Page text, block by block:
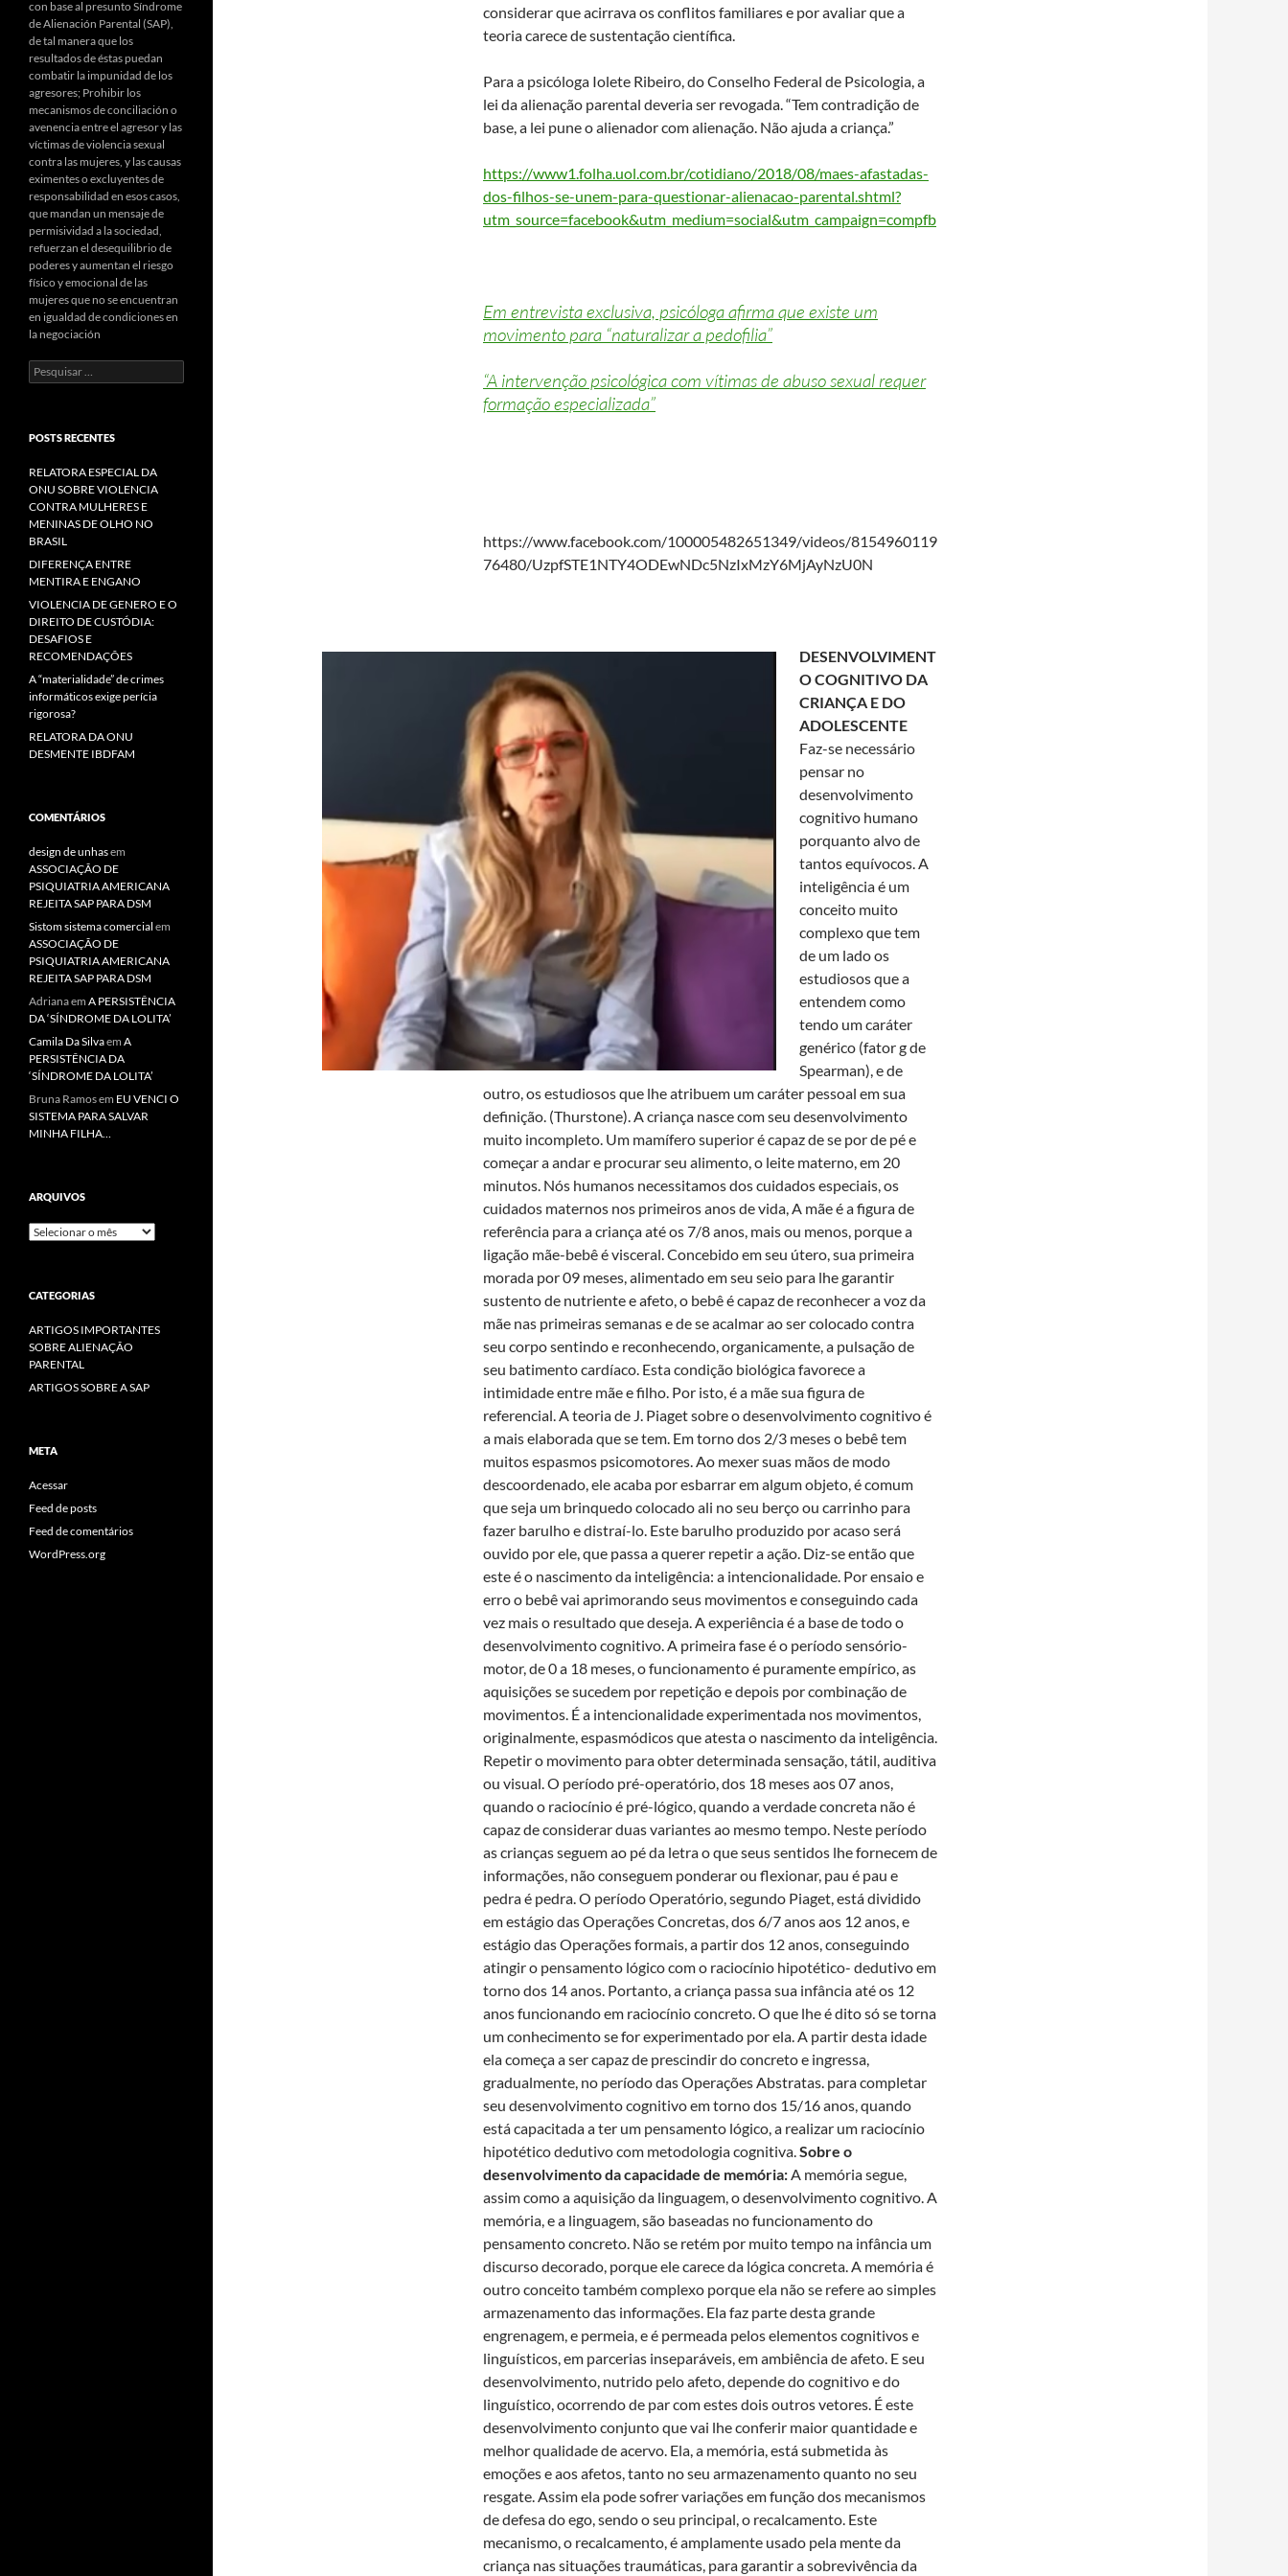
considerar que acirrava os conflitos familiares e por avaliar que a
teoria carece de sustentação científica.
Para a psicóloga Iolete Ribeiro, do Conselho Federal de Psicologia, a
lei da alienação parental deveria ser revogada. “Tem contradição de
base, a lei pune o alienador com alienação. Não ajuda a criança.”
https://www1.folha.uol.com.br/cotidiano/2018/08/maes-afastadas-
dos-filhos-se-unem-para-questionar-alienacao-parental.shtml?
utm_source=facebook&utm_medium=social&utm_campaign=compfb
Em entrevista exclusiva, psicóloga afirma que existe um
movimento para “naturalizar a pedofilia”
“A intervenção psicológica com vítimas de abuso sexual requer
formação especializada”
https://www.facebook.com/100005482651349/videos/8154960119
76480/UzpfSTE1NTY4ODEwNDc5NzIxMzY6MjAyNzU0N
DESENVOLVIMENT
O COGNITIVO DA
CRIANÇA E DO
ADOLESCENTE
Faz-se necessário
pensar no
desenvolvimento
cognitivo humano
porquanto alvo de
tantos equívocos. A
inteligência é um
conceito muito
complexo que tem
de um lado os
estudiosos que a
entendem como
tendo um caráter
genérico (fator g de
Spearman), e de
outro, os estudiosos que lhe atribuem um caráter pessoal em sua
definição. (Thurstone). A criança nasce com seu desenvolvimento
muito incompleto. Um mamífero superior é capaz de se por de pé e
começar a andar e procurar seu alimento, o leite materno, em 20
minutos. Nós humanos necessitamos dos cuidados especiais, os
cuidados maternos nos primeiros anos de vida, A mãe é a figura de
referência para a criança até os 7/8 anos, mais ou menos, porque a
ligação mãe-bebê é visceral. Concebido em seu útero, sua primeira
morada por 09 meses, alimentado em seu seio para lhe garantir
sustento de nutriente e afeto, o bebê é capaz de reconhecer a voz da
mãe nas primeiras semanas e de se acalmar ao ser colocado contra
seu corpo sentindo e reconhecendo, organicamente, a pulsação de
seu batimento cardíaco. Esta condição biológica favorece a
intimidade entre mãe e filho. Por isto, é a mãe sua figura de
referencial. A teoria de J. Piaget sobre o desenvolvimento cognitivo é
a mais elaborada que se tem. Em torno dos 2/3 meses o bebê tem
muitos espasmos psicomotores. Ao mexer suas mãos de modo
descoordenado, ele acaba por esbarrar em algum objeto, é comum
que seja um brinquedo colocado ali no seu berço ou carrinho para
fazer barulho e distraí-lo. Este barulho produzido por acaso será
ouvido por ele, que passa a querer repetir a ação. Diz-se então que
este é o nascimento da inteligência: a intencionalidade. Por ensaio e
erro o bebê vai aprimorando seus movimentos e conseguindo cada
vez mais o resultado que deseja. A experiência é a base de todo o
desenvolvimento cognitivo. A primeira fase é o período sensório-
motor, de 0 a 18 meses, o funcionamento é puramente empírico, as
aquisições se sucedem por repetição e depois por combinação de
movimentos. É a intencionalidade experimentada nos movimentos,
originalmente, espasmódicos que atesta o nascimento da inteligência.
Repetir o movimento para obter determinada sensação, tátil, auditiva
ou visual. O período pré-operatório, dos 18 meses aos 07 anos,
quando o raciocínio é pré-lógico, quando a verdade concreta não é
capaz de considerar duas variantes ao mesmo tempo. Neste período
as crianças seguem ao pé da letra o que seus sentidos lhe fornecem de
informações, não conseguem ponderar ou flexionar, pau é pau e
pedra é pedra. O período Operatório, segundo Piaget, está dividido
em estágio das Operações Concretas, dos 6/7 anos aos 12 anos, e
estágio das Operações formais, a partir dos 12 anos, conseguindo
atingir o pensamento lógico com o raciocínio hipotético- dedutivo em
torno dos 14 anos. Portanto, a criança passa sua infância até os 12
anos funcionando em raciocínio concreto. O que lhe é dito só se torna
um conhecimento se for experimentado por ela. A partir desta idade
ela começa a ser capaz de prescindir do concreto e ingressa,
gradualmente, no período das Operações Abstratas. para completar
seu desenvolvimento cognitivo em torno dos 15/16 anos, quando
está capacitada a ter um pensamento lógico, a realizar um raciocínio
hipotético dedutivo com metodologia cognitiva.Sobre o
desenvolvimento da capacidade de memória:A memória segue,
assim como a aquisição da linguagem, o desenvolvimento cognitivo. A
memória, e a linguagem, são baseadas no funcionamento do
pensamento concreto. Não se retém por muito tempo na infância um
discurso decorado, porque ele carece da lógica concreta. A memória é
outro conceito também complexo porque ela não se refere ao simples
armazenamento das informações. Ela faz parte desta grande
engrenagem, e permeia, e é permeada pelos elementos cognitivos e
linguísticos, em parcerias inseparáveis, em ambiência de afeto. E seu
desenvolvimento, nutrido pelo afeto, depende do cognitivo e do
linguístico, ocorrendo de par com estes dois outros vetores. É este
desenvolvimento conjunto que vai lhe conferir maior quantidade e
melhor qualidade de acervo. Ela, a memória, está submetida às
emoções e aos afetos, tanto no seu armazenamento quanto no seu
resgate. Assim ela pode sofrer variações em função dos mecanismos
de defesa do ego, sendo o seu principal, o recalcamento. Este
mecanismo, o recalcamento, é amplamente usado pela mente da
criança nas situações traumáticas, para garantir a sobrevivência da
con base al presunto Síndrome
de Alienación Parental (SAP),
de tal manera que los
resultados de éstas puedan
combatir la impunidad de los
agresores; Prohibir los
mecanismos de conciliación o
avenencia entre el agresor y las
víctimas de violencia sexual
contra las mujeres, y las causas
eximentes o excluyentes de
responsabilidad en esos casos,
que mandan un mensaje de
permisividad a la sociedad,
refuerzan el desequilibrio de
poderes y aumentan el riesgo
físico y emocional de las
mujeres que no se encuentran
en igualdad de condiciones en
la negociación
Pesquisar
por:
POSTS RECENTES
RELATORA ESPECIAL DA
ONU SOBRE VIOLENCIA
CONTRA MULHERES E
MENINAS DE OLHO NO
BRASIL
DIFERENÇA ENTRE
MENTIRA E ENGANO
VIOLENCIA DE GENERO E O
DIREITO DE CUSTÓDIA:
DESAFIOS E
RECOMENDAÇÕES
A “materialidade” de crimes
informáticos exige perícia
rigorosa?
RELATORA DA ONU
DESMENTE IBDFAM
COMENTÁRIOS
design de unhasem
ASSOCIAÇÃO DE
PSIQUIATRIA AMERICANA
REJEITA SAP PARA DSM
Sistom sistema comercial em
ASSOCIAÇÃO DE
PSIQUIATRIA AMERICANA
REJEITA SAP PARA DSM
Adrianaem A PERSISTÊNCIA
DA ‘SÍNDROME DA LOLITA’
Camila Da Silvaem A
PERSISTÊNCIA DA
‘SÍNDROME DA LOLITA’
Bruna Ramosem EU VENCI O
SISTEMA PARA SALVAR
MINHA FILHA…
ARQUIVOS
Arquivos
CATEGORIAS
ARTIGOS IMPORTANTES
SOBRE ALIENAÇÃO
PARENTAL
ARTIGOS SOBRE A SAP
META
Acessar
Feed de posts
Feed de comentários
WordPress.org